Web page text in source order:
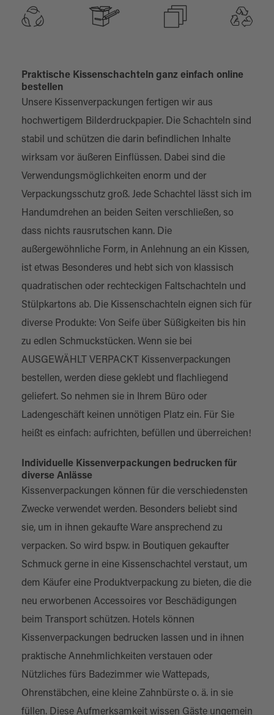
Praktische Kissenschachteln ganz einfach online
bestellen
Unsere Kissenverpackungen fertigen wir aus
hochwertigem Bilderdruckpapier. Die Schachteln sind
stabil und schützen die darin befindlichen Inhalte
wirksam vor äußeren Einflüssen. Dabei sind die
Verwendungsmöglichkeiten enorm und der
Verpackungsschutz groß. Jede Schachtel lässt sich im
Handumdrehen an beiden Seiten verschließen, so
dass nichts rausrutschen kann. Die
außergewöhnliche Form, in Anlehnung an ein Kissen,
ist etwas Besonderes und hebt sich von klassisch
quadratischen oder rechteckigen Faltschachteln und
Stülpkartons ab. Die Kissenschachteln eignen sich für
diverse Produkte: Von Seife über Süßigkeiten bis hin
zu edlen Schmuckstücken. Wenn sie bei
AUSGEWÄHLT VERPACKT Kissenverpackungen
bestellen, werden diese geklebt und flachliegend
geliefert. So nehmen sie in Ihrem Büro oder
Ladengeschäft keinen unnötigen Platz ein. Für Sie
heißt es einfach: aufrichten, befüllen und überreichen!
Individuelle Kissenverpackungen bedrucken für
diverse Anlässe
Kissenverpackungen können für die verschiedensten
Zwecke verwendet werden. Besonders beliebt sind
sie, um in ihnen gekaufte Ware ansprechend zu
verpacken. So wird bspw. in Boutiquen gekaufter
Schmuck gerne in eine Kissenschachtel verstaut, um
dem Käufer eine Produktverpackung zu bieten, die die
neu erworbenen Accessoires vor Beschädigungen
beim Transport schützen. Hotels können
Kissenverpackungen bedrucken lassen und in ihnen
praktische Annehmlichkeiten verstauen oder
Nützliches fürs Badezimmer wie Wattepads,
Ohrenstäbchen, eine kleine Zahnbürste o. ä. in sie
füllen. Diese Aufmerksamkeit wissen Gäste ungemein